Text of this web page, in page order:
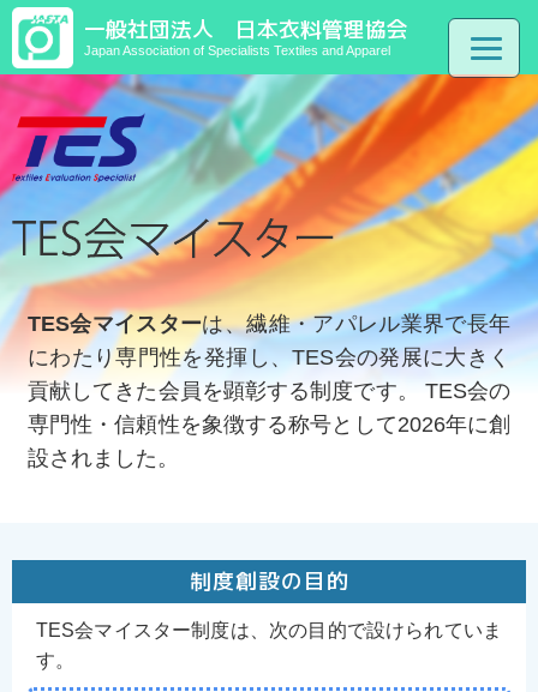
一般社団法人 日本衣料管理協会
Japan Association of Specialists Textiles and Apparel
TES会マイスターは、繊維・アパレル業界で長年
にわたり専門性を発揮し、TES会の発展に大きく
貢献してきた会員を顕彰する制度です。 TES会の
専門性・信頼性を象徴する称号として2026年に創
設されました。
制度創設の目的
TES会マイスター制度は、次の目的で設けられていま
す。